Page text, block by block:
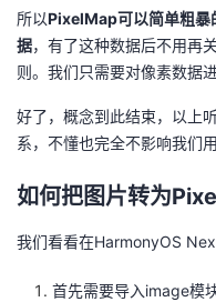
所以PixelMap可以简单粗暴
据，有了这种数据后不用再
则。我们只需要对像素数据
好了，概念到此结束，以上
系，不懂也完全不影响我们用
如何把图片转为
我们看看在HarmonyOS
首先需要导入image模